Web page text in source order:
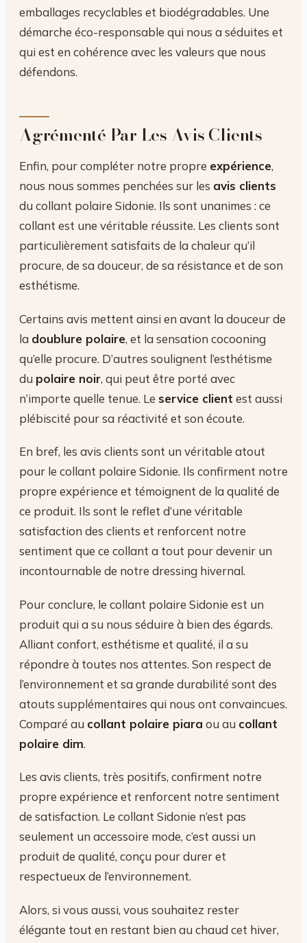
emballages recyclables et biodégradables. Une
démarche éco-responsable qui nous a séduites et
qui est en cohérence avec les valeurs que nous
défendons.
Agrémenté Par Les Avis Clients
Enfin, pour compléter notre propre expérience,
nous nous sommes penchées sur les avis clients
du collant polaire Sidonie. Ils sont unanimes : ce
collant est une véritable réussite. Les clients sont
particulièrement satisfaits de la chaleur qu’il
procure, de sa douceur, de sa résistance et de son
esthétisme.
Certains avis mettent ainsi en avant la douceur de
la doublure polaire, et la sensation cocooning
qu’elle procure. D’autres soulignent l’esthétisme
du polaire noir, qui peut être porté avec
n’importe quelle tenue. Le service client est aussi
plébiscité pour sa réactivité et son écoute.
En bref, les avis clients sont un véritable atout
pour le collant polaire Sidonie. Ils confirment notre
propre expérience et témoignent de la qualité de
ce produit. Ils sont le reflet d’une véritable
satisfaction des clients et renforcent notre
sentiment que ce collant a tout pour devenir un
incontournable de notre dressing hivernal.
Pour conclure, le collant polaire Sidonie est un
produit qui a su nous séduire à bien des égards.
Alliant confort, esthétisme et qualité, il a su
répondre à toutes nos attentes. Son respect de
l’environnement et sa grande durabilité sont des
atouts supplémentaires qui nous ont convaincues.
Comparé au collant polaire piara ou au collant
polaire dim.
Les avis clients, très positifs, confirment notre
propre expérience et renforcent notre sentiment
de satisfaction. Le collant Sidonie n’est pas
seulement un accessoire mode, c’est aussi un
produit de qualité, conçu pour durer et
respectueux de l’environnement.
Alors, si vous aussi, vous souhaitez rester
élégante tout en restant bien au chaud cet hiver,